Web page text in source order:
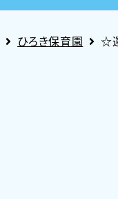
ひろき保育園 ☆